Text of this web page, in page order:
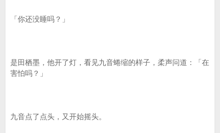
「你还没睡吗？」
是田栖墨，他开了灯，看见九音蜷缩的样子，柔声问道：「在
害怕吗？」
九音点了点头，又开始摇头。